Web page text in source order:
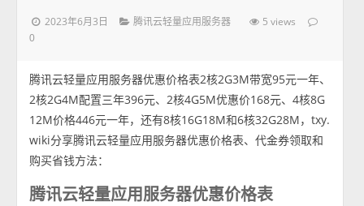
2023年6月3日 腾讯云轻量应用服务器 5 views
0
腾讯云轻量应用服务器优惠价格表2核2G3M带宽95元一年、
2核2G4M配置三年396元、2核4G5M优惠价168元、4核8G
12M价格446元一年，还有8核16G18M和6核32G28M，txy.
wiki分享腾讯云轻量应用服务器优惠价格表、代金券领取和
购买省钱方法：
腾讯云轻量应用服务器优惠价格表